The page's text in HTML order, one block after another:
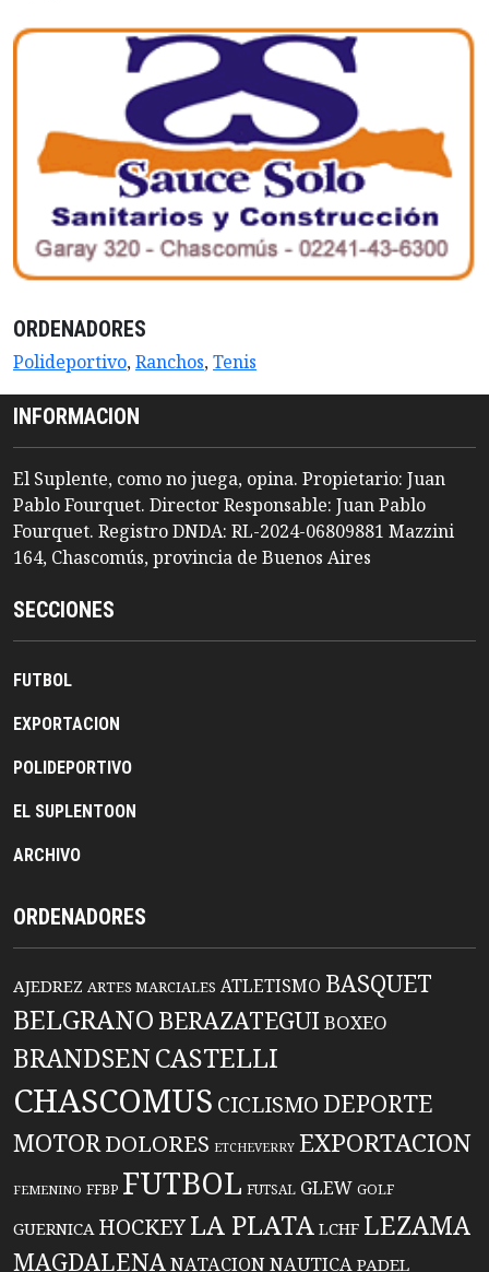
ORDENADORES
Polideportivo,Ranchos,Tenis
INFORMACION
El Suplente, como no juega, opina. Propietario: Juan
Pablo Fourquet. Director Responsable: Juan Pablo
Fourquet. Registro DNDA: RL-2024-06809881 Mazzini
164, Chascomús, provincia de Buenos Aires
SECCIONES
FUTBOL
EXPORTACION
POLIDEPORTIVO
EL SUPLENTOON
ARCHIVO
ORDENADORES
AJEDREZ ARTES MARCIALES ATLETISMO BASQUET
BELGRANO BERAZATEGUIBOXEO
BRANDSENCASTELLI
CHASCOMUS CICLISMO DEPORTE
MOTORDOLORES ETCHEVERRY EXPORTACION
FEMENINO FFBP FUTBOL FUTSAL GLEW GOLF
GUERNICA HOCKEYLA PLATA LCHF LEZAMA
MAGDALENANATACIONNAUTICA PADEL